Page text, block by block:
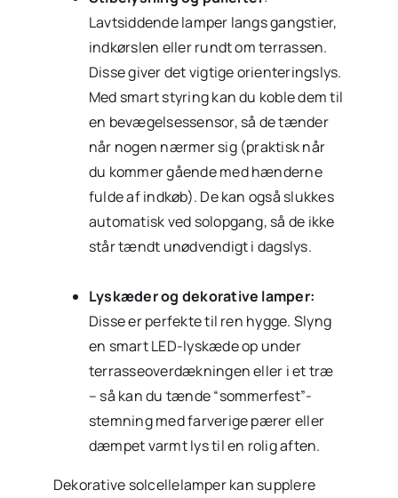
Lavtsiddende lamper langs gangstier,
indkørslen eller rundt om terrassen.
Disse giver det vigtige orienteringslys.
Med smart styring kan du koble dem til
en bevægelsessensor, så de tænder
når nogen nærmer sig (praktisk når
du kommer gående med hænderne
fulde af indkøb). De kan også slukkes
automatisk ved solopgang, så de ikke
står tændt unødvendigt i dagslys.
Lyskæder og dekorative lamper:
Disse er perfekte til ren hygge. Slyng
en smart LED-lyskæde op under
terrasseoverdækningen eller i et træ
– så kan du tænde “sommerfest”-
stemning med farverige pærer eller
dæmpet varmt lys til en rolig aften.
Dekorative solcellelamper kan supplere